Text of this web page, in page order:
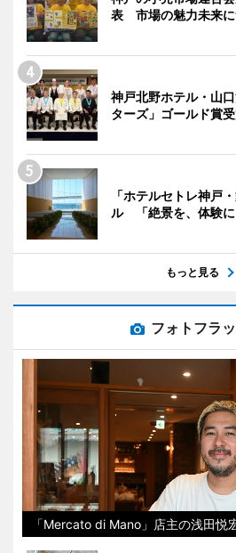
表 市場の魅力未来に
神戸北野ホテル・山
ターズ」ゴールド賞
「ホテルセトレ神戸
ル 「絶景を、体験に
もっと見る
フォトフラ
「Mercato di Mano」店主の浅田悦